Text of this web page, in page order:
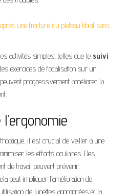
une fracture du plateau tibial sans
activités simples, telles que le suivi
exercices de focalisation sur un
progressivement améliorer la
il est crucial de veiller à une
les efforts oculaires. Des
de travail peuvent prévenir
peut impliquer l’amélioration de
de lunettes appropriées et la